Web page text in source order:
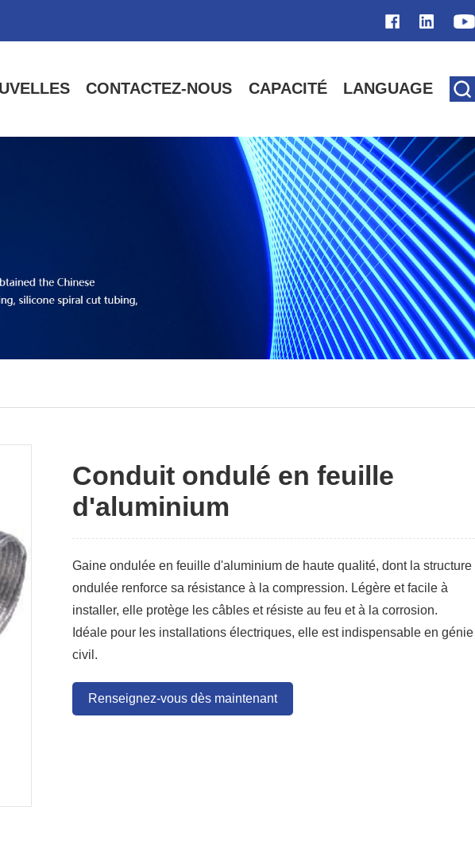
CONTACTEZ-NOUS CAPACITÉ LANGUAGE
Conduit ondulé en feuille
d'aluminium
Gaine ondulée en feuille d'aluminium de haute qualité, dont la structure
ondulée renforce sa résistance à la compression. Légère et facile à
installer, elle protège les câbles et résiste au feu et à la corrosion.
Idéale pour les installations électriques, elle est indispensable en génie
civil.
Renseignez-vous dès maintenant